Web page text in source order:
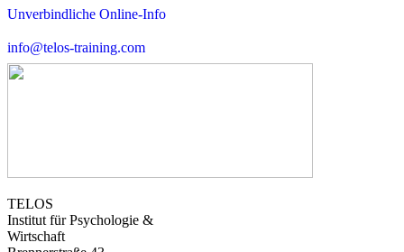
Unverbindliche Online-Info
info@telos-training.com
TELOS
Institut für Psychologie &
Wirtschaft